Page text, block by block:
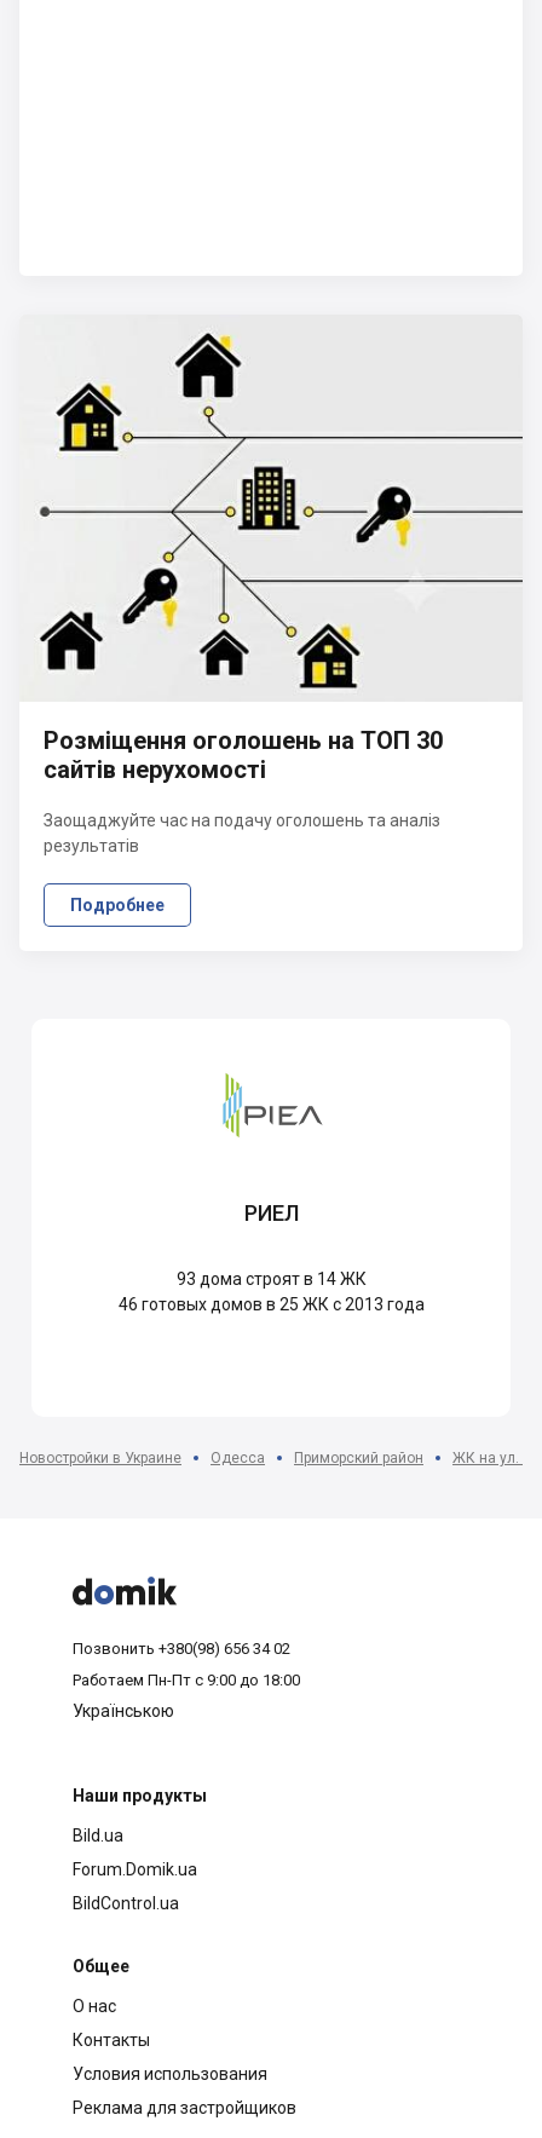
Розміщення оголошень на ТОП 30
сайтів нерухомості
Заощаджуйте час на подачу оголошень та аналіз
результатів
Подробнее
РИЕЛ
93 дома строят в 14 ЖК
46 готовых домов в 25 ЖК с 2013 года
Новостройки в Украине Одесса Приморский район ЖК на ул.



Позвонить +380(98) 656 34 02
Работаем Пн-Пт с 9:00 до 18:00
Українською
Наши продукты
Bild.ua
Forum.Domik.ua
BildControl.ua
Общее
О нас
Контакты
Условия использования
Реклама для застройщиков